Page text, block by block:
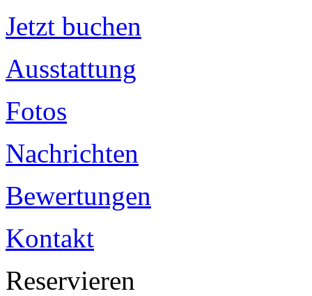
Jetzt buchen
Ausstattung
Fotos
Nachrichten
Bewertungen
Kontakt
Reservieren